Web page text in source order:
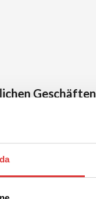
Geschäften